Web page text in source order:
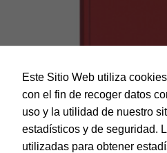
Este Sitio Web utiliza
con el fin de recoger datos
uso y la utilidad de nuestro
estadísticos y de seguridad.
utilizadas para obtener